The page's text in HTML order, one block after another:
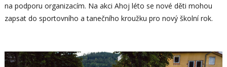
na podporu organizacím. Na akci Ahoj léto se nové děti mohou
zapsat do sportovního a tanečního kroužku pro nový školní rok.